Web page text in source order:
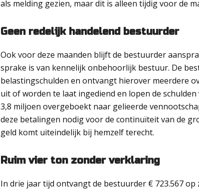
als melding gezien, maar dit is alleen tijdig voor de
Geen redelijk handelend bestuurder
Ook voor deze maanden blijft de bestuurder
sprake is van kennelijk onbehoorlijk bestuur. De
belastingschulden en ontvangt hierover meerdere
uit of worden te laat ingediend en lopen de
3,8 miljoen overgeboekt naar gelieerde
deze betalingen nodig voor de continuïteit van de
geld komt uiteindelijk bij hemzelf terecht.
Ruim vier ton zonder verklaring
In drie jaar tijd ontvangt de bestuurder € 723.567